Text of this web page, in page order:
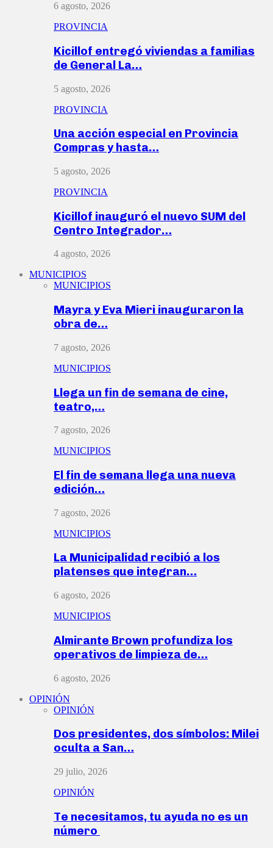
6 agosto, 2026
PROVINCIA
Kicillof entregó viviendas a familias
de General La…
5 agosto, 2026
PROVINCIA
Una acción especial en Provincia
Compras y hasta…
5 agosto, 2026
PROVINCIA
Kicillof inauguró el nuevo SUM del
Centro Integrador…
4 agosto, 2026
MUNICIPIOS
MUNICIPIOS
Mayra y Eva Mieri inauguraron la
obra de…
7 agosto, 2026
MUNICIPIOS
Llega un fin de semana de cine,
teatro,…
7 agosto, 2026
MUNICIPIOS
El fin de semana llega una nueva
edición…
7 agosto, 2026
MUNICIPIOS
La Municipalidad recibió a los
platenses que integran…
6 agosto, 2026
MUNICIPIOS
Almirante Brown profundiza los
operativos de limpieza de…
6 agosto, 2026
OPINIÓN
OPINIÓN
Dos presidentes, dos símbolos: Milei
oculta a San…
29 julio, 2026
OPINIÓN
Te necesitamos, tu ayuda no es un
número